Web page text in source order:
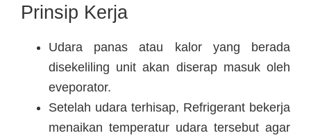
Prinsip Kerja
Udara panas atau kalor yang berada
disekeliling unit akan diserap masuk oleh
eveporator.
Setelah udara terhisap, Refrigerant bekerja
menaikan temperatur udara tersebut agar